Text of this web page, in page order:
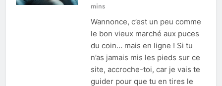
mins
Wannonce, c’est un peu comme
le bon vieux marché aux puces
du coin… mais en ligne ! Si tu
n’as jamais mis les pieds sur ce
site, accroche-toi, car je vais te
guider pour que tu en tires le